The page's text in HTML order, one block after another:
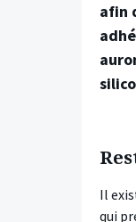
afin
Il
qui